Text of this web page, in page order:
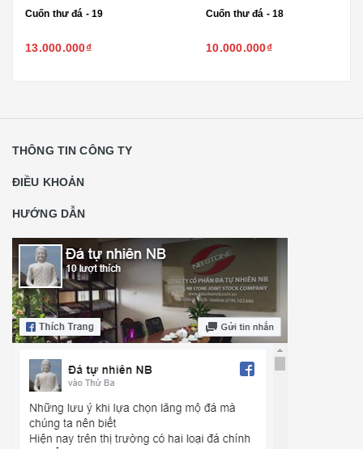
Cuốn thư đá - 19
13.000.000₫
Cuốn thư đá - 18
10.000.000₫
THÔNG TIN CÔNG TY
ĐIỀU KHOẢN
HƯỚNG DẪN